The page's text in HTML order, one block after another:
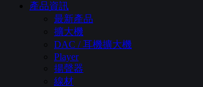
產品資訊
最新產品
擴大機
DAC / 耳機擴大機
Player
揚聲器
線材